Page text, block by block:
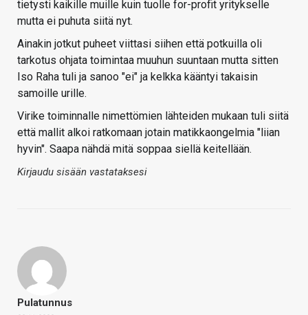
tietysti kaikille muille kuin tuolle for-profit yritykselle
mutta ei puhuta siitä nyt.
Ainakin jotkut puheet viittasi siihen että potkuilla oli
tarkotus ohjata toimintaa muuhun suuntaan mutta sitten
Iso Raha tuli ja sanoo "ei" ja kelkka kääntyi takaisin
samoille urille.
Virike toiminnalle nimettömien lähteiden mukaan tuli siitä
että mallit alkoi ratkomaan jotain matikkaongelmia "liian
hyvin". Saapa nähdä mitä soppaa siellä keitellään.
Kirjaudu sisään vastataksesi
Pulatunnus